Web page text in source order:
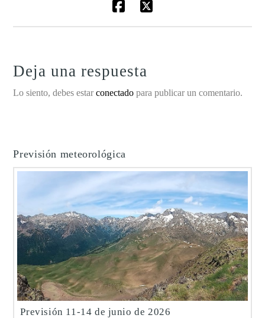
Deja una respuesta
Lo siento, debes estarconectado para publicar un comentario.
Previsión meteorológica
Previsión 11-14 de junio de 2026